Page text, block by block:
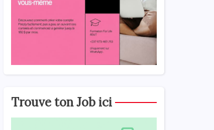
Trouve ton Job ici